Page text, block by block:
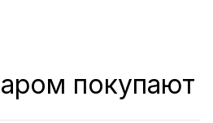
покупают